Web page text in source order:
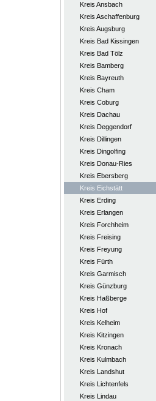
Kreis Ansbach
Kreis Aschaffenburg
Kreis Augsburg
Kreis Bad Kissingen
Kreis Bad Tölz
Kreis Bamberg
Kreis Bayreuth
Kreis Cham
Kreis Coburg
Kreis Dachau
Kreis Deggendorf
Kreis Dillingen
Kreis Dingolfing
Kreis Donau-Ries
Kreis Ebersberg
Kreis Eichstätt
Kreis Erding
Kreis Erlangen
Kreis Forchheim
Kreis Freising
Kreis Freyung
Kreis Fürth
Kreis Garmisch
Kreis Günzburg
Kreis Haßberge
Kreis Hof
Kreis Kelheim
Kreis Kitzingen
Kreis Kronach
Kreis Kulmbach
Kreis Landshut
Kreis Lichtenfels
Kreis Lindau